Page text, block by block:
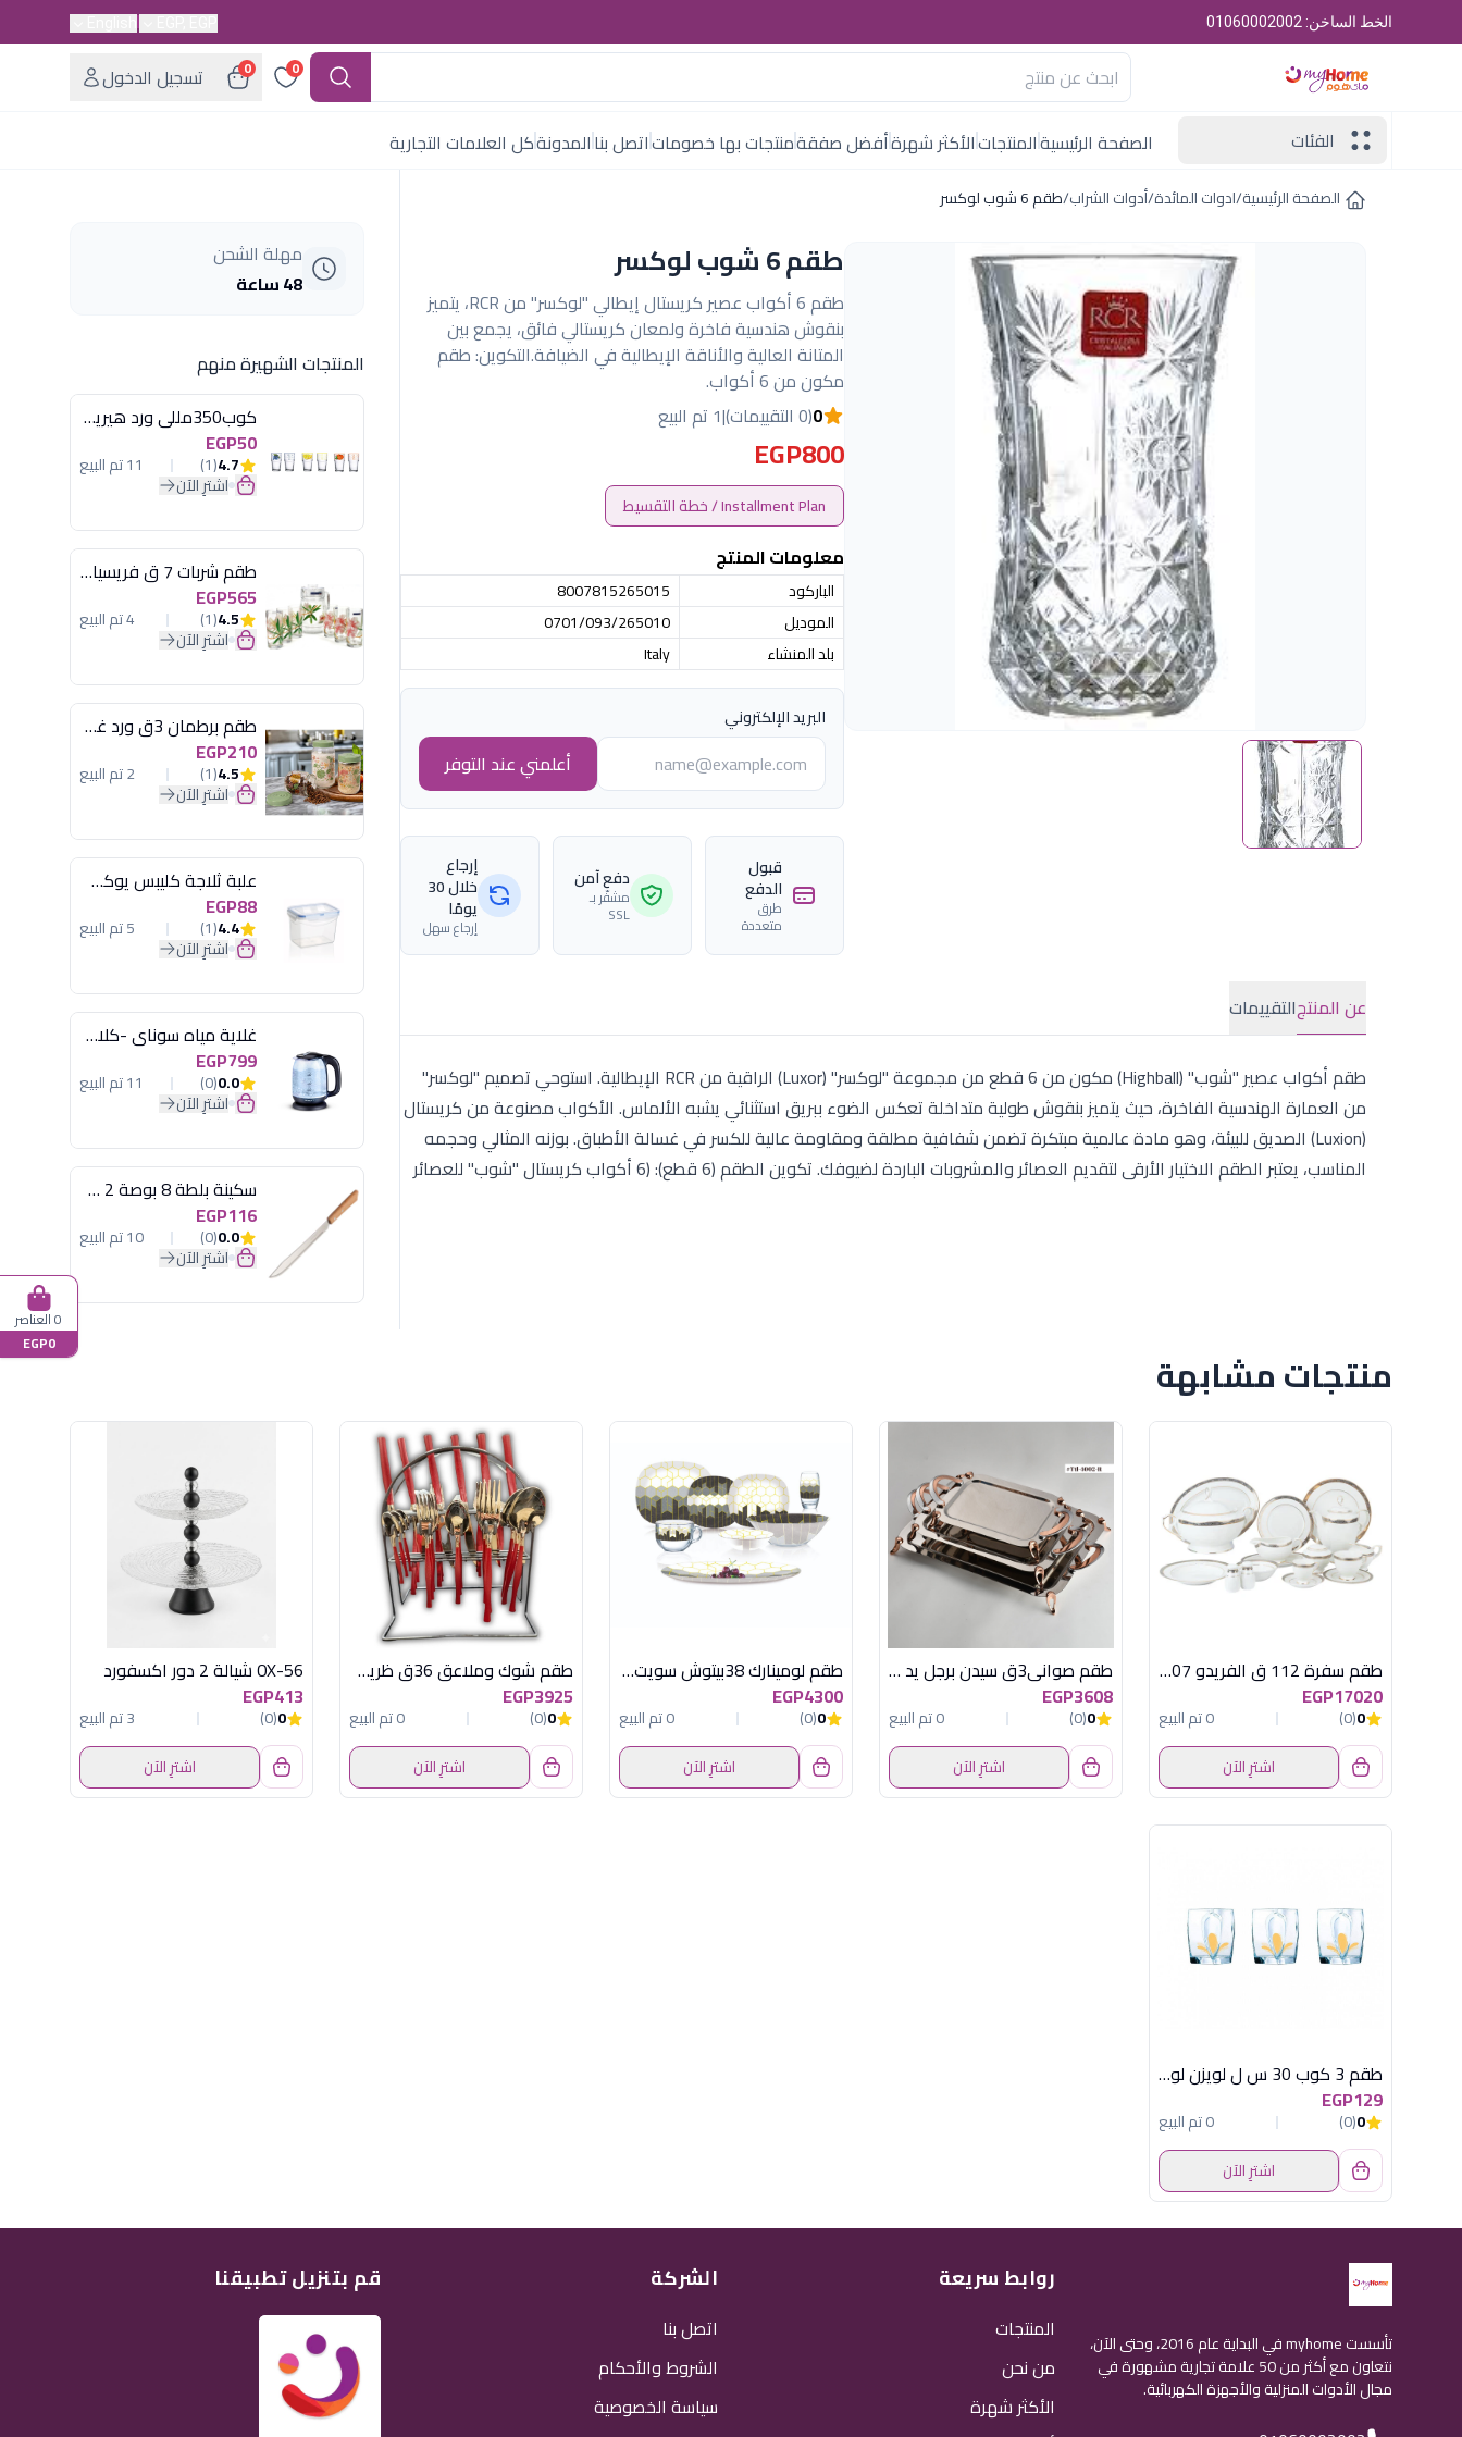
الخط الساخن: 01060002002
0
0
تسجيل الدخول
الفئات
الصفحة الرئيسيةالمنتجاتالأكثر شهرةأفضل صفقةمنتجات بها خصوماتاتصل بناالمدونةكل العلامات التجارية
الصفحة الرئيسية/ادوات المائدة/أدوات الشراب/طقم 6 شوب لوكسر
طقم 6 شوب لوكسر
طقم 6 أكواب عصير كريستال إيطالي "لوكسر" من RCR، يتميز
بنقوش هندسية فاخرة ولمعان كريستالي فائق، يجمع بين
المتانة العالية والأناقة الإيطالية في الضيافة.التكوين: طقم
مكون من 6 أكواب.
0(0 التقييمات) |1 تم البيع
EGP800
Installment Plan / خطة التقسيط
معلومات المنتج
الباركود
8007815265015
الموديل
0701/093/265010
بلد المنشاء
Italy
البريد الإلكتروني
أعلمني عند التوفر
قبول
الدفع
طرق
متعددة
دفع آمن
مشفّر بـ
SSL
إرجاع
خلال 30
يومًا
إرجاع سهل
عن المنتجالتقييمات
طقم أكواب عصير "شوب" (Highball) مكون من 6 قطع من مجموعة "لوكسر" (Luxor) الراقية من RCR الإيطالية. استوحي تصميم "لوكسر"
من العمارة الهندسية الفاخرة، حيث يتميز بنقوش طولية متداخلة تعكس الضوء ببريق استثنائي يشبه الألماس. الأكواب مصنوعة من كريستال
(Luxion) الصديق للبيئة، وهو مادة عالمية مبتكرة تضمن شفافية مطلقة ومقاومة عالية للكسر في غسالة الأطباق. بوزنه المثالي وحجمه
المناسب، يعتبر الطقم الاختيار الأرقى لتقديم العصائر والمشروبات الباردة لضيوفك. تكوين الطقم (6 قطع): (6 أكواب كريستال "شوب" للعصائر
مهلة الشحن
48 ساعة
المنتجات الشهيرة منهم
كوب350مللى ورد هيريفين
EGP50
4.7
(1) 11 تم البيع
اشترِ الآن
طقم شربات 7 ق فريسيا لومينارك
EGP565
4.5
(1) 4 تم البيع
اشترِ الآن
طقم برطمان 3ق ورد غطاء مينت جرين هيريفين
EGP210
4.5
(1) 2 تم البيع
اشترِ الآن
علبة ثلاجة كليبس يوكسان
EGP88
4.4
(1) 5 تم البيع
اشترِ الآن
غلاية مياه سوناي -كلاسيك 2200 وات، 1.7 لتر زجاج اضائة ليد - MAR-3752
EGP799
0.0
(0) 11 تم البيع
اشترِ الآن
سكينة بلطة 8 بوصة 2 مسمار
EGP116
0.0
(0) 10 تم البيع
اشترِ الآن
منتجات مشابهة
طقم سفرة 112 ق الفريدو MO-007
EGP17020
0
(0)
0 تم البيع
اشترِ الآن
طقم صوانى3ق سيدن برجل يد نحاسى × سيلفر
EGP3608
0
(0)
0 تم البيع
اشترِ الآن
طقم لومينارك 38بيتوش سويت لاين سودو جراى
EGP4300
0
(0)
0 تم البيع
اشترِ الآن
طقم شوك وملاعق 36ق ظريف احمر لامع
EGP3925
0
(0)
0 تم البيع
اشترِ الآن
OX-56 شيالة 2 دور اكسفورد
EGP413
0
(0)
3 تم البيع
اشترِ الآن
طقم 3 كوب 30 س ل لويزن لومينارك فرنساوى
EGP129
0
(0)
0 تم البيع
اشترِ الآن
تأسست myhome في البداية عام 2016، وحتى الآن،
نتعاون مع أكثر من 50 علامة تجارية مشهورة في
مجال الأدوات المنزلية والأجهزة الكهربائية.
روابط سريعة
المنتجات
من نحن
الأكثر شهرة
الشركة
اتصل بنا
الشروط والأحكام
سياسة الخصوصية
قم بتنزيل تطبيقنا
0 العناصر
EGP0